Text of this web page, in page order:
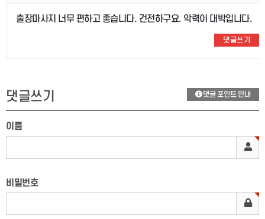
출장마사지 너무 편하고 좋습니다. 건전하구요. 악력이 대박입니다.
댓글쓰기
댓글쓰기 댓글 포인트 안내
이름
비밀번호